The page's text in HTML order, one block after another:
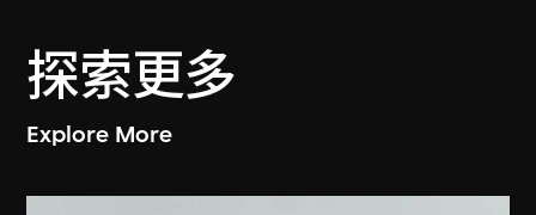
探索更多
Explore More